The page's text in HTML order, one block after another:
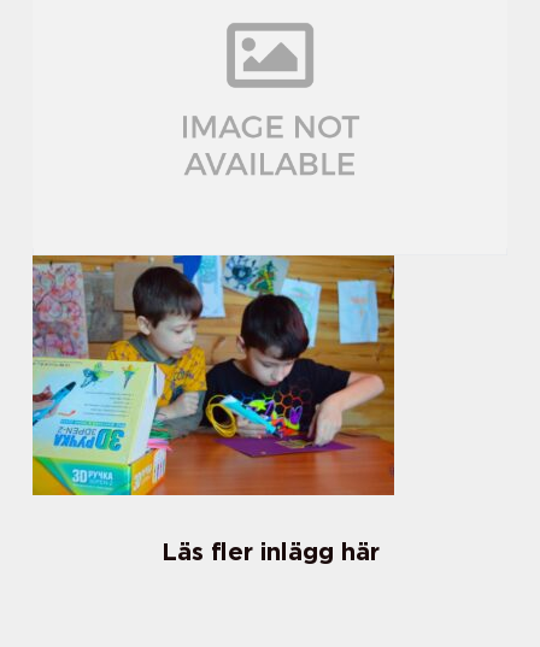
Läs fler inlägg här